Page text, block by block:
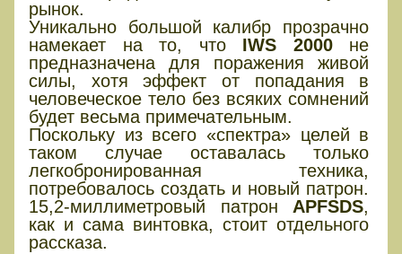
рынок.
Уникально большой калибр прозрачно
намекает на то, что IWS 2000не
предназначена для поражения живой
силы, хотя эффект от попадания в
человеческое тело без всяких сомнений
будет весьма примечательным.
Поскольку из всего «спектра» целей в
таком случае оставалась только
легкобронированная техника,
потребовалось создать и новый патрон.
15,2-миллиметровый патрон APFSDS,
как и сама винтовка, стоит отдельного
рассказа.